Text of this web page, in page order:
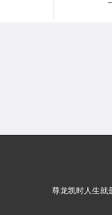
尊龙凯时人生就